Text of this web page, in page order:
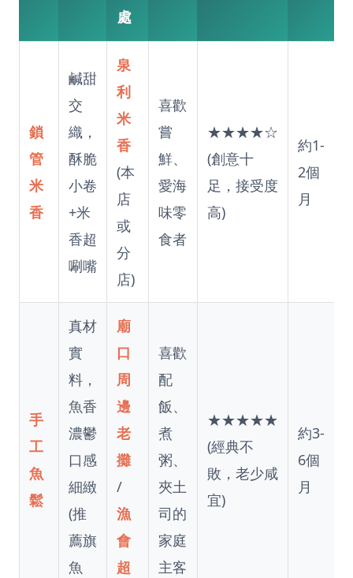
處
鎖
管
米
香
鹹甜
交
織，
酥脆
小卷
+米
香超
唰嘴
泉
利
米
香
(本
店
或
分
店)
喜歡
嘗
鮮、
愛海
味零
食者
★★★★☆
(創意十
足，接受度
高)
約1-
2個
月
手
工
魚
鬆
真材
實
料，
魚香
濃鬱
口感
細緻
(推
薦旗
魚
廟
口
周
邊
老
攤
/
漁
會
超
喜歡
配
飯、
煮
粥、
夾土
司的
家庭
主客
★★★★★
(經典不
敗，老少咸
宜)
約3-
6個
月